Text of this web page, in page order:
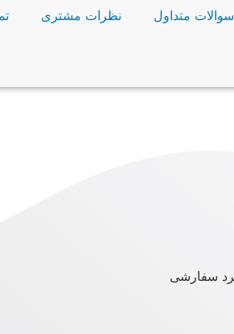
سوالات متداول نظرات مشتری